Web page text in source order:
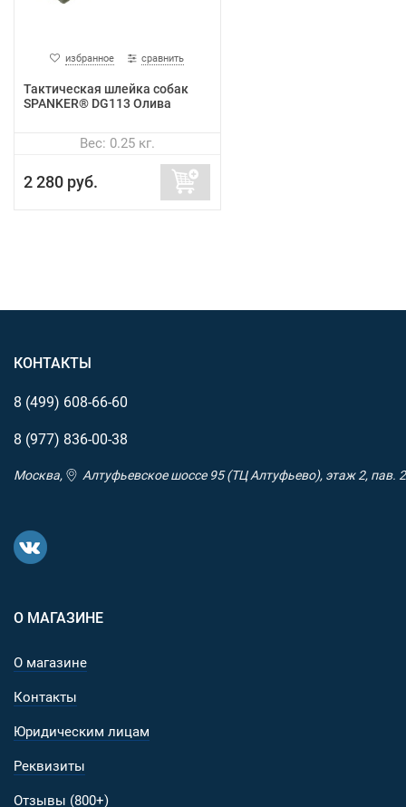
избранное сравнить
Тактическая шлейка собак
SPANKER® DG113 Олива
Вес: 0.25 кг.
2 280 руб.
КОНТАКТЫ
8 (499) 608-66-60
8 (977) 836-00-38
Москва, Алтуфьевское шоссе 95 (ТЦ Алтуфьево), этаж 2, пав. 2
О МАГАЗИНЕ
О магазине
Контакты
Юридическим лицам
Реквизиты
Отзывы (800+)